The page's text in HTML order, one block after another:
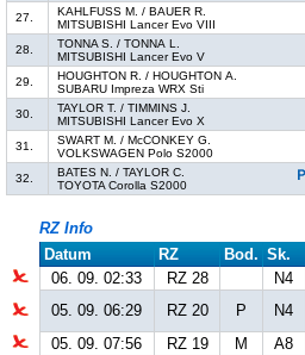
27.
KAHLFUSS M. / BAUER R.
MITSUBISHI Lancer Evo VIII
28.
TONNA S. / TONNA L.
MITSUBISHI Lancer Evo V
29.
HOUGHTON R. / HOUGHTON A.
SUBARU Impreza WRX Sti
30.
TAYLOR T. / TIMMINS J.
MITSUBISHI Lancer Evo X
31.
SWART M. / McCONKEY G.
VOLKSWAGEN Polo S2000
32.
BATES N. / TAYLOR C.
TOYOTA Corolla S2000
RZ Info
Datum
RZ Bod. Sk.
06. 09. 02:33
RZ 28 N4
05. 09. 06:29
RZ 20 P N4
05. 09. 07:56
RZ 19 M A8